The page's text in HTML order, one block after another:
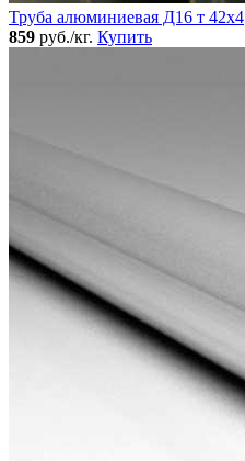
Труба алюминиевая Д16 т 42х4
859 руб./кг. Купить